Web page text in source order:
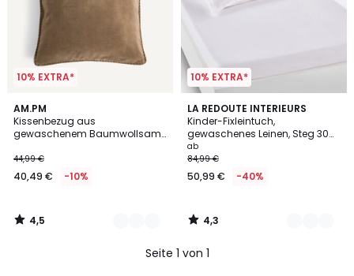
10% EXTRA*
AM.PM
Kissenbezug aus
gewaschenem Baumwollsamt,
44,99 €
40,49 € -10%
4,5
/ 5
4
Farben
4,5
/
10% EXTRA*
LA REDOUTE INTERIEURS
Kinder-Fixleintuch,
gewaschenes Leinen, Steg 30
cm, Linot
ab
84,99 €
50,99 € -40%
4,3
/ 5
20
Farben
4,3
/
Seite 1 von 1